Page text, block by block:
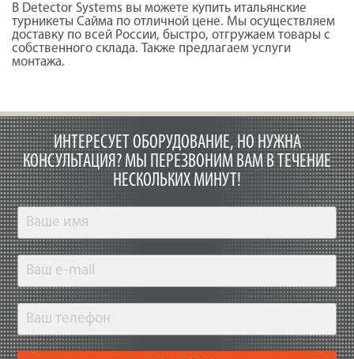
В Detector Systems вы можете купить итальянские
турникеты Сайма по отличной цене. Мы осуществляем
доставку по всей России, быстро, отгружаем товары с
собственного склада. Также предлагаем услуги
монтажа.
ИНТЕРЕСУЕТ ОБОРУДОВАНИЕ, НО НУЖНА
КОНСУЛЬТАЦИЯ? МЫ ПЕРЕЗВОНИМ ВАМ В ТЕЧЕНИЕ
НЕСКОЛЬКИХ МИНУТ!